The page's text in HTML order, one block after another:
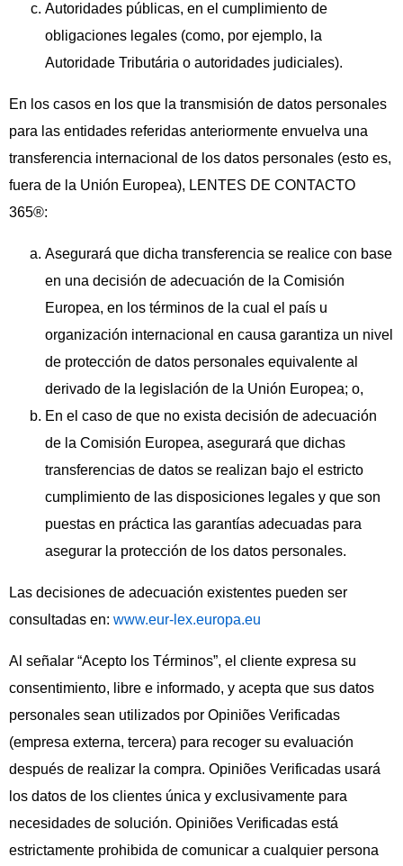
Autoridades públicas, en el cumplimiento de
obligaciones legales (como, por ejemplo, la
Autoridade Tributária o autoridades judiciales).
En los casos en los que la transmisión de datos personales
para las entidades referidas anteriormente envuelva una
transferencia internacional de los datos personales (esto es,
fuera de la Unión Europea), LENTES DE CONTACTO
365®:
Asegurará que dicha transferencia se realice con base
en una decisión de adecuación de la Comisión
Europea, en los términos de la cual el país u
organización internacional en causa garantiza un nivel
de protección de datos personales equivalente al
derivado de la legislación de la Unión Europea; o,
En el caso de que no exista decisión de adecuación
de la Comisión Europea, asegurará que dichas
transferencias de datos se realizan bajo el estricto
cumplimiento de las disposiciones legales y que son
puestas en práctica las garantías adecuadas para
asegurar la protección de los datos personales.
Las decisiones de adecuación existentes pueden ser
consultadas en: www.eur-lex.europa.eu
Al señalar “Acepto los Términos”, el cliente expresa su
consentimiento, libre e informado, y acepta que sus datos
personales sean utilizados por Opiniões Verificadas
(empresa externa, tercera) para recoger su evaluación
después de realizar la compra. Opiniões Verificadas usará
los datos de los clientes única y exclusivamente para
necesidades de solución. Opiniões Verificadas está
estrictamente prohibida de comunicar a cualquier persona